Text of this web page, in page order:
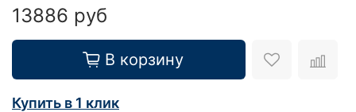
13886 руб
В корзину
Купить в 1 клик